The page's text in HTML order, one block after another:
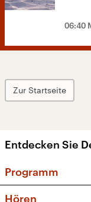
06:40
Zur Startseite
Entdecken Sie
Programm
Hören